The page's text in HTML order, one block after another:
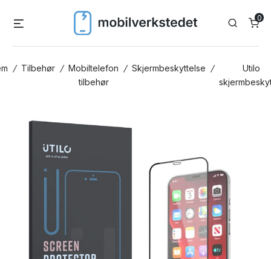
Search
0
/ Tilbehør / Mobiltelefon
tilbehør
/ Skjermbeskyttelse /
Utilo